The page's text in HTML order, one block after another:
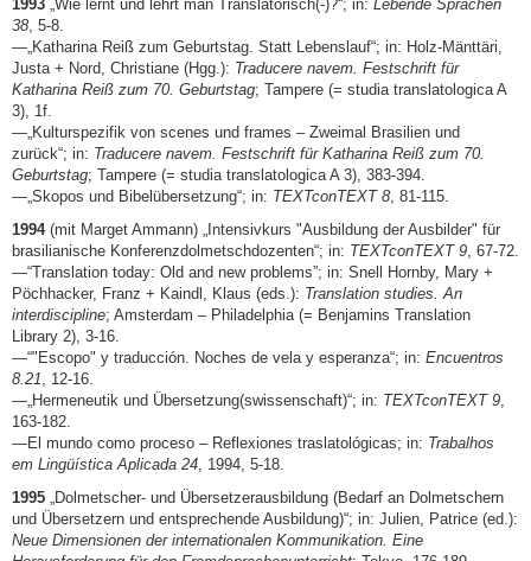
1993 „Wie lernt und lehrt man Translatorisch(-)?“; in: Lebende Sprachen
38 , 5-8.
—„Katharina Reiß zum Geburtstag. Statt Lebenslauf“; in: Holz-Mänttäri,
Justa + Nord, Christiane (Hgg.): Traducere navem. Festschrift für
Katharina Reiß zum 70. Geburtstag; Tampere (= studia translatologica A
3), 1f.
—„Kulturspezifik von scenes und frames – Zweimal Brasilien und
zurück“; in: Traducere navem. Festschrift für Katharina Reiß zum 70.
Geburtstag; Tampere (= studia translatologica A 3), 383-394.
—„Skopos und Bibelübersetzung“; in: TEXTconTEXT 8 , 81-115.
1994(mit Marget Ammann) „Intensivkurs "Ausbildung der Ausbilder" für
brasilianische Konferenzdolmetschdozenten“; in: TEXTconTEXT 9 , 67-72.
—“Translation today: Old and new problems”; in: Snell Hornby, Mary +
Pöchhacker, Franz + Kaindl, Klaus (eds.): Translation studies. An
interdiscipline; Amsterdam – Philadelphia (= Benjamins Translation
Library 2), 3-16.
—“"Escopo" y traducción. Noches de vela y esperanza“; in: Encuentros
8.21 , 12-16.
—„Hermeneutik und Übersetzung(swissenschaft)“; in: TEXTconTEXT 9
163-182.
—El mundo como proceso – Reflexiones traslatológicas; in: Trabalhos
em Lingüística Aplicada 24 , 1994, 5-18.
1995 „Dolmetscher- und Übersetzerausbildung (Bedarf an Dolmetschern
und Übersetzern und entsprechende Ausbildung)“; in: Julien, Patrice (ed.):
Neue Dimensionen der internationalen Kommunikation. Eine